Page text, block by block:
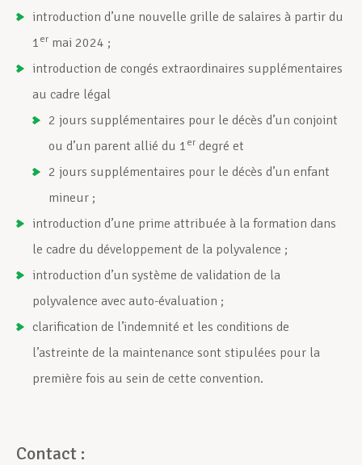
introduction d’une nouvelle grille de salaires à partir du
1 er mai 2024 ;
introduction de congés extraordinaires supplémentaires
au cadre légal
2 jours supplémentaires pour le décès d’un conjoint
ou d’un parent allié du 1 er degré et
2 jours supplémentaires pour le décès d’un enfant
mineur ;
introduction d’une prime attribuée à la formation dans
le cadre du développement de la polyvalence ;
introduction d’un système de validation de la
polyvalence avec auto-évaluation ;
clarification de l’indemnité et les conditions de
l’astreinte de la maintenance sont stipulées pour la
première fois au sein de cette convention.
Contact :